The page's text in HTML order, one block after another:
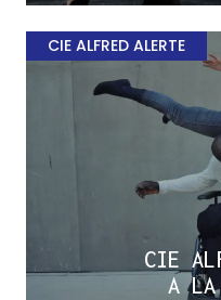
CIE ALFRED ALERTE
CIE
A LA